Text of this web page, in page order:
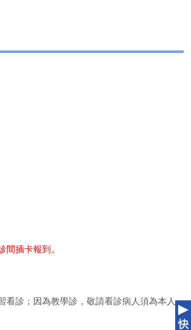
插卡報到。
看診；因為教學診，敬請看診病人須為本人